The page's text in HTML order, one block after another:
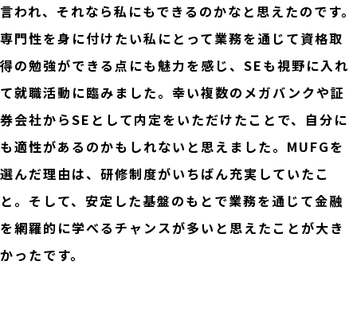
言われ、それなら私にもできるのかなと思えたのです。
専門性を身に付けたい私にとって業務を通じて資格取
得の勉強ができる点にも魅力を感じ、SEも視野に入れ
て就職活動に臨みました。幸い複数のメガバンクや証
券会社からSEとして内定をいただけたことで、自分に
も適性があるのかもしれないと思えました。MUFGを
選んだ理由は、研修制度がいちばん充実していたこ
と。そして、安定した基盤のもとで業務を通じて金融
を網羅的に学べるチャンスが多いと思えたことが大き
かったです。